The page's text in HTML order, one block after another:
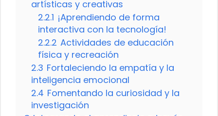
artísticas y creativas
2.2.1 ¡Aprendiendo de forma
interactiva con la tecnología!
2.2.2 Actividades de educación
física y recreación
2.3 Fortaleciendo la empatía y la
inteligencia emocional
2.4 Fomentando la curiosidad y la
investigación